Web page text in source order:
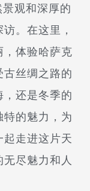
观和深厚的
。在这里，
，体验哈萨克
丝绸之路的
，还是冬季的
特的魅力，为
走进这片天
尽魅力和人